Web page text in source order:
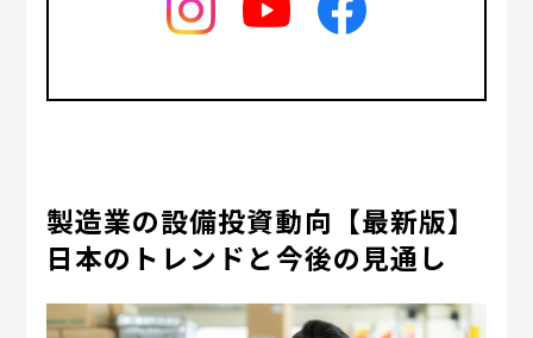
製造業の設備投資動向【最新版】
日本のトレンドと今後の見通し